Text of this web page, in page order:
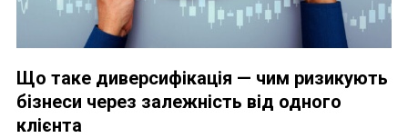
Що таке диверсифікація — чим ризикують
бізнеси через залежність від одного
клієнта